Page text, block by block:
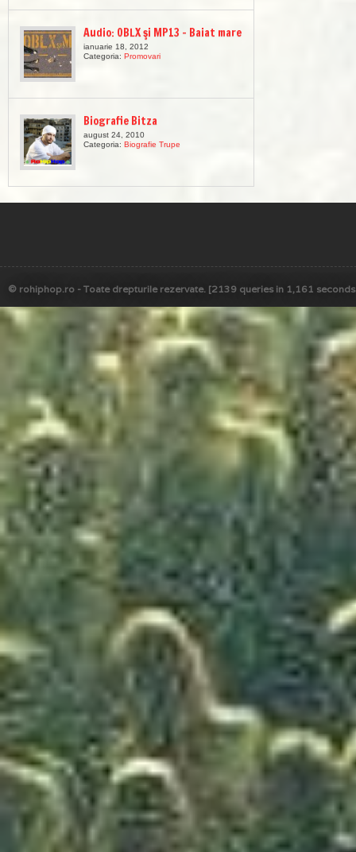
Audio: OBLX şi MP13 – Baiat mare
ianuarie 18, 2012
Categoria: Promovari
Biografie Bitza
august 24, 2010
Categoria: Biografie Trupe
© rohiphop.ro - Toate drepturile rezervate. [2139 queries in 1,161